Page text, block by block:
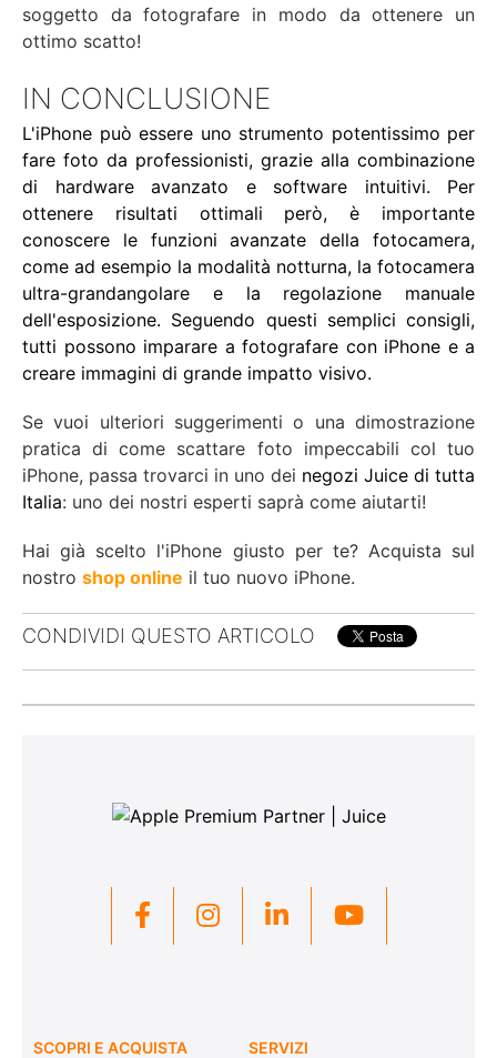
soggetto da fotografare in modo da ottenere un
ottimo scatto!
IN CONCLUSIONE
L'iPhone può essere uno strumento potentissimo per
fare foto da professionisti, grazie alla combinazione
di hardware avanzato e software intuitivi. Per
ottenere risultati ottimali però, è importante
conoscere le funzioni avanzate della fotocamera,
come ad esempio la modalità notturna, la fotocamera
ultra-grandangolare e la regolazione manuale
dell'esposizione. Seguendo questi semplici consigli,
tutti possono imparare a fotografare con iPhone e a
creare immagini di grande impatto visivo.
Se vuoi ulteriori suggerimenti o una dimostrazione
pratica di come scattare foto impeccabili col tuo
iPhone, passa trovarci in uno dei negozi Juice di tutta
Italia: uno dei nostri esperti saprà come aiutarti!
Hai già scelto l'iPhone giusto per te? Acquista sul
nostro shop online il tuo nuovo iPhone.
CONDIVIDI QUESTO ARTICOLO
SCOPRI E ACQUISTA
SERVIZI